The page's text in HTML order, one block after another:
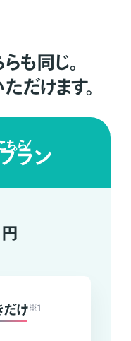
も同じ。
だけます。
ちら
ラン
円
だけ ※1